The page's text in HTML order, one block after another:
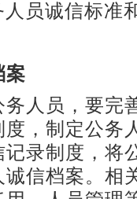
员诚信标准
案
人员，要完
，制定公务
录制度，将
信档案。相